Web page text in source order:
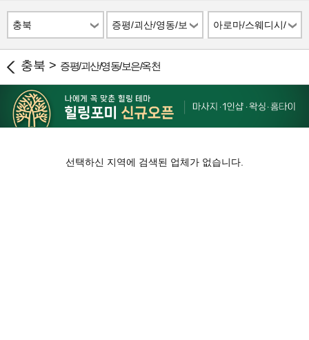
충북
증평/괴산/영동/보
은/옥천
아로마/스웨디시/
스파
충북 > 증평/괴산/영동/보은/옥천
선택하신 지역에 검색된 업체가 없습니다.